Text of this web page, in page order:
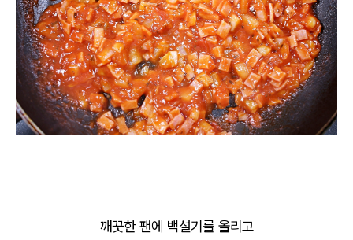
깨끗한 팬에 백설기를 올리고